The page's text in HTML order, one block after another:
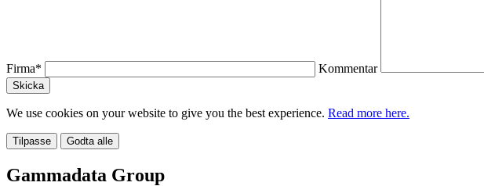
Firma* Kommentar
We use cookies on your website to give you the best experience. Read more here.
Tilpasse Godta alle
Gammadata Group